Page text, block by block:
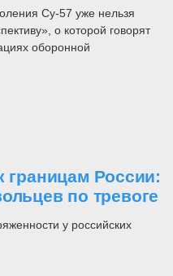
Су-57 уже нельзя
о которой говорят
оборонной
границам России:
по тревоге
у российских